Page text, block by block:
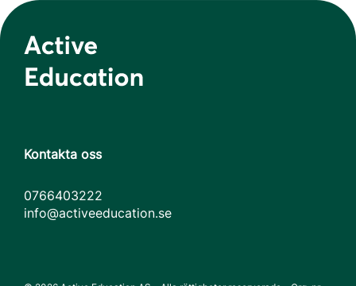
Kontakta oss
0766403222
info@activeeducation.se